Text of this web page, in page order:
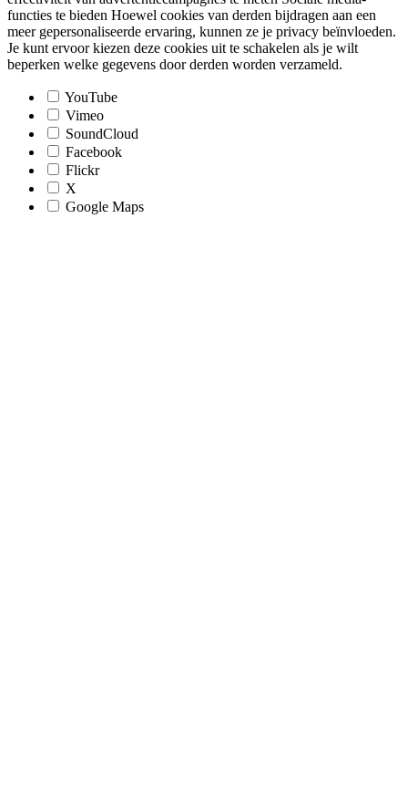
functies te bieden Hoewel cookies van derden bijdragen aan een
meer gepersonaliseerde ervaring, kunnen ze je privacy beïnvloeden.
Je kunt ervoor kiezen deze cookies uit te schakelen als je wilt
beperken welke gegevens door derden worden verzameld.
YouTube
Vimeo
SoundCloud
Facebook
Flickr
X
Google Maps